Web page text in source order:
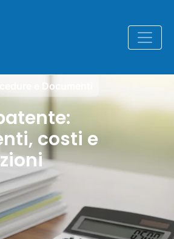
e Documenti
costi e